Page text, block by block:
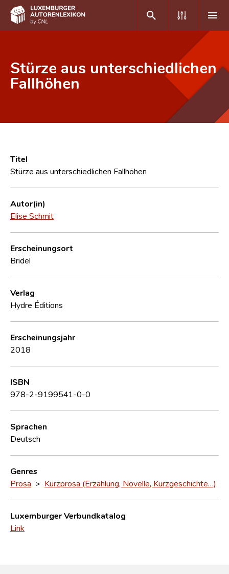
DE
Häufige Fragen und Antworten
CNL
Forschungsgruppe
Kontakt
Stürze aus unterschiedlichen
Fallhöhen
Titel
Stürze aus unterschiedlichen Fallhöhen
Autor(in)
Elise Schmit
Erscheinungsort
Bridel
Verlag
Hydre Éditions
Erscheinungsjahr
2018
ISBN
978-2-9199541-0-0
Sprachen
Deutsch
Genres
Prosa > Kurzprosa (Erzählung, Novelle, Kurzgeschichte…)
Luxemburger Verbundkatalog
Link